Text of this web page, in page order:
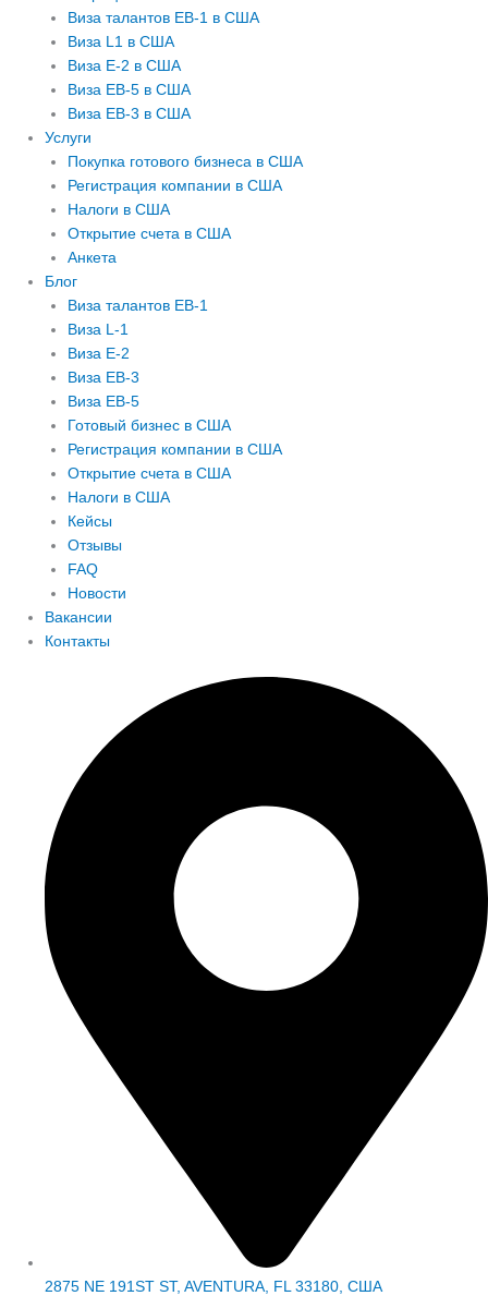
Виза талантов EB-1 в США
Виза L1 в США
Виза E-2 в США
Виза EB-5 в США
Виза EB-3 в США
Услуги
Покупка готового бизнеса в США
Регистрация компании в США
Налоги в США
Открытие счета в США
Анкета
Блог
Виза талантов EB-1
Виза L-1
Виза E-2
Виза EB-3
Виза EB-5
Готовый бизнес в США
Регистрация компании в США
Открытие счета в США
Налоги в США
Кейсы
Отзывы
FAQ
Новости
Вакансии
Контакты
2875 NE 191ST ST, AVENTURA, FL 33180, США